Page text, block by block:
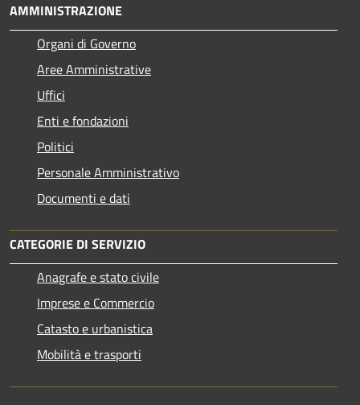
AMMINISTRAZIONE
Organi di Governo
Aree Amministrative
Uffici
Enti e fondazioni
Politici
Personale Amministrativo
Documenti e dati
CATEGORIE DI SERVIZIO
Anagrafe e stato civile
Imprese e Commercio
Catasto e urbanistica
Mobilità e trasporti